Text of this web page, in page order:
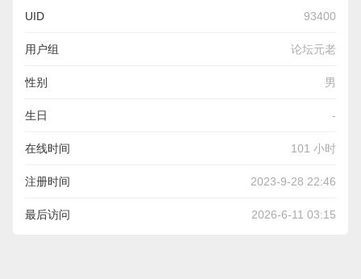
UID 93400
用户组 论坛元老
性别 男
生日 -
在线时间 101 小时
注册时间 2023-9-28 22:46
最后访问 2026-6-11 03:15